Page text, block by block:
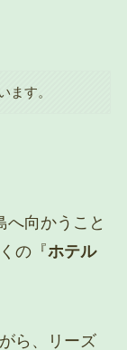
ます。
へ向かうこと
の『ホテル
ら、リーズ